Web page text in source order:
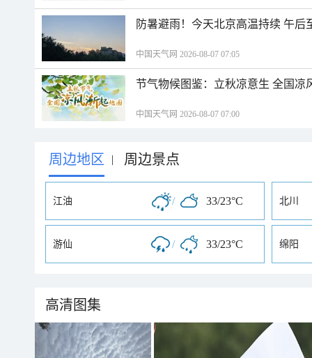
防暑避雨！今天北京高温持续 午
中国天气网 2026-08-07 07:05
节气物候图鉴：立秋凉意生 全国凉
中国天气网 2026-08-07 07:00
周边地区 | 周边景点
江油 / 33/23°C 北川
游仙 / 33/23°C 绵阳
高清图集